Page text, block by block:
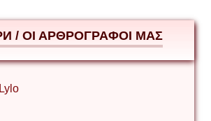
/ ΟΙ ΑΡΘΡΟΓΡΑΦΟΙ ΜΑΣ